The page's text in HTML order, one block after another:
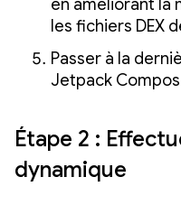
en améliorant la
les fichiers DEX
Passer à la
Jetpack
Étape 2 :
dynamique